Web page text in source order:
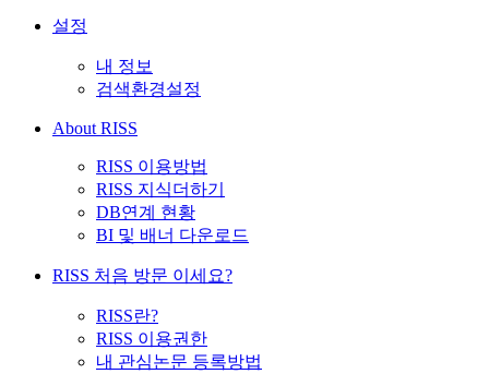
설정
내 정보
검색환경설정
About RISS
RISS 이용방법
RISS 지식더하기
DB연계 현황
BI 및 배너 다운로드
RISS 처음 방문 이세요?
RISS란?
RISS 이용권한
내 관심논문 등록방법